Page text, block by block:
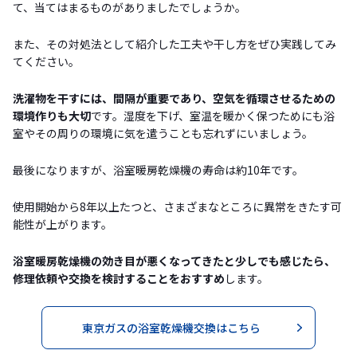
て、当てはまるものがありましたでしょうか。
また、その対処法として紹介した工夫や干し方をぜひ実践してみ
てください。
洗濯物を干すには、間隔が重要であり、空気を循環させるための
環境作りも大切です。湿度を下げ、室温を暖かく保つためにも浴
室やその周りの環境に気を遣うことも忘れずにいましょう。
最後になりますが、浴室暖房乾燥機の寿命は約10年です。
使用開始から8年以上たつと、さまざまなところに異常をきたす可
能性が上がります。
浴室暖房乾燥機の効き目が悪くなってきたと少しでも感じたら、
修理依頼や交換を検討することをおすすめ します。
東京ガスの浴室乾燥機交換はこちら